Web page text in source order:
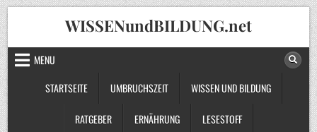
Skip
to
content
WISSENundBILDUNG.net
MENU
STARTSEITE
UMBRUCHSZEIT WISSEN UND BILDUNG
RATGEBER ERNÄHRUNG LESESTOFF